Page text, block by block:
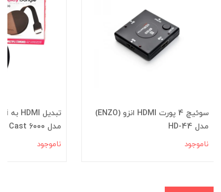
سوئیچ 4 پورت HDMI انزو (ENZO)
مدل HD-44
ناموجود
مدل T Cast 6000
ناموجود